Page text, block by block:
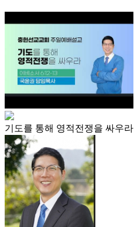
기도를 통해 영적전쟁을 싸우라